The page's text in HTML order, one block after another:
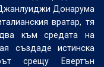
Донарума
вратар, тя
към средата на
създаде истинска
срещу Евертън